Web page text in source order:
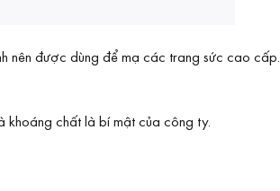
nên được dùng để mạ các trang sức cao cấp.
khoáng chất là bí mật của công ty.